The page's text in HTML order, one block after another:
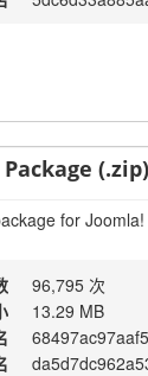
(.zip)
for
96,795 次
13.29 MB